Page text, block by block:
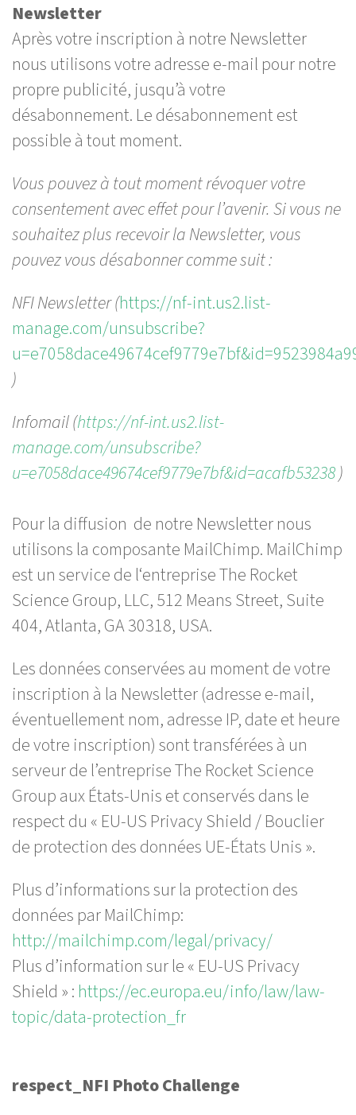
Newsletter
Après votre inscription à notre Newsletter
nous utilisons votre adresse e-mail pour notre
propre publicité, jusqu’à votre
désabonnement. Le désabonnement est
possible à tout moment.
Vous pouvez à tout moment révoquer votre
consentement avec effet pour l’avenir. Si vous ne
souhaitez plus recevoir la Newsletter, vous
pouvez vous désabonner comme suit :
NFI Newsletter (https://nf-int.us2.list-
manage.com/unsubscribe?
)
Infomail (https://nf-int.us2.list-
manage.com/unsubscribe?
u=e7058dace49674cef9779e7bf&id=acafb53238)
Pour la diffusion de notre Newsletter nous
utilisons la composante MailChimp. MailChimp
est un service de l‘entreprise The Rocket
Science Group, LLC, 512 Means Street, Suite
404, Atlanta, GA 30318, USA.
Les données conservées au moment de votre
inscription à la Newsletter (adresse e-mail,
éventuellement nom, adresse IP, date et heure
de votre inscription) sont transférées à un
serveur de l’entreprise The Rocket Science
Group aux États-Unis et conservés dans le
respect du « EU-US Privacy Shield / Bouclier
de protection des données UE-États Unis ».
Plus d’informations sur la protection des
données par MailChimp:
http://mailchimp.com/legal/privacy/
Plus d’information sur le « EU-US Privacy
Shield » : https://ec.europa.eu/info/law/law-
topic/data-protection_fr
respect_NFI Photo Challenge